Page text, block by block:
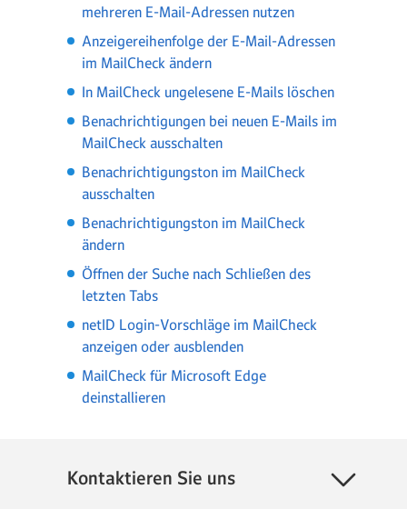
mehreren E-Mail-Adressen nutzen
Anzeigereihenfolge der E-Mail-Adressen
im MailCheck ändern
In MailCheck ungelesene E-Mails löschen
Benachrichtigungen bei neuen E-Mails im
MailCheck ausschalten
Benachrichtigungston im MailCheck
ausschalten
Benachrichtigungston im MailCheck
ändern
Öffnen der Suche nach Schließen des
letzten Tabs
netID Login-Vorschläge im MailCheck
anzeigen oder ausblenden
MailCheck für Microsoft Edge
deinstallieren
Kontaktieren Sie uns